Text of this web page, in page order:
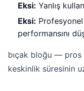
Eksi: Yanlış
Eksi:
performansını
bıçak bloğu — pros
keskinlik süresinin